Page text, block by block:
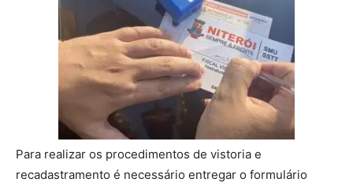
Para realizar os procedimentos de vistoria e
recadastramento é necessário entregar o formulário